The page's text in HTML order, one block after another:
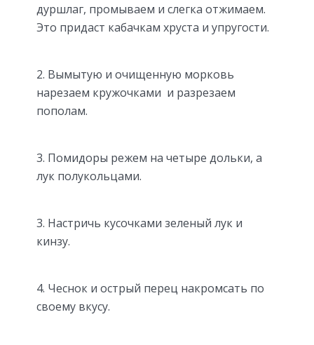
дуршлаг, промываем и слегка отжимаем.
Это придаст кабачкам хруста и упругости.
2. Вымытую и очищенную морковь
нарезаем кружочками и разрезаем
пополам.
3. Помидоры режем на четыре дольки, а
лук полукольцами.
3. Настричь кусочками зеленый лук и
кинзу.
4. Чеснок и острый перец накромсать по
своему вкусу.